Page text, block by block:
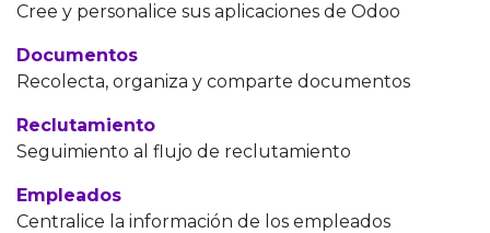
Cree y personalice sus aplicaciones de Odoo
Documentos
Recolecta, organiza y comparte documentos
Reclutamiento
Seguimiento al flujo de reclutamiento
Empleados
Centralice la información de los empleados